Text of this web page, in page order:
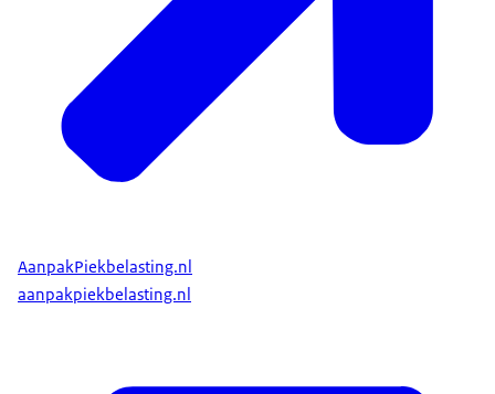
AanpakPiekbelasting.nl
aanpakpiekbelasting.nl